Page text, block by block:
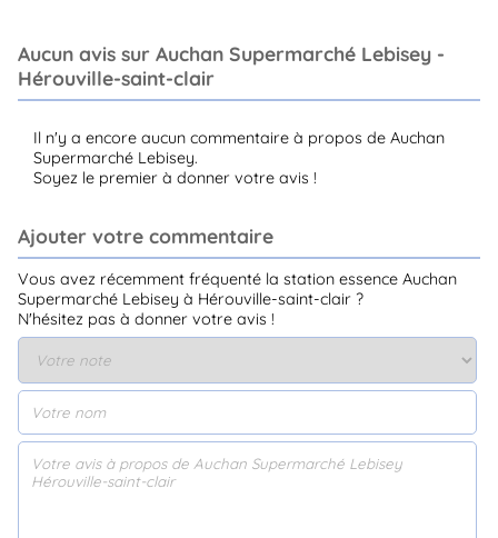
Aucun avis sur Auchan Supermarché Lebisey -
Hérouville-saint-clair
Il n'y a encore aucun commentaire à propos de Auchan
Supermarché Lebisey.
Soyez le premier à donner votre avis !
Ajouter votre commentaire
Vous avez récemment fréquenté la station essence Auchan
Supermarché Lebisey à Hérouville-saint-clair ?
N'hésitez pas à donner votre avis !